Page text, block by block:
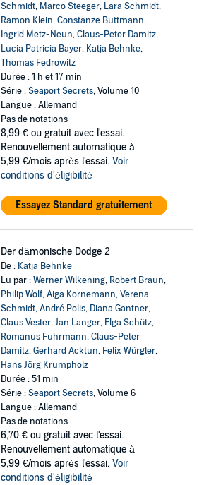
Schmidt, Marco Steeger, Lara Schmidt,
Ramon Klein,Constanze Buttmann,
Ingrid Metz-Neun,Claus-Peter Damitz,
Lucia Patricia Bayer, Katja Behnke,
Thomas Fedrowitz
Durée : 1 h et 17 min
Série :Seaport Secrets, Volume 10
Langue : Allemand
Pas de notations
8,99 € ou gratuit avec l'essai.
Renouvellement automatique à
5,99 €/mois après l'essai. Voir
conditions d'éligibilité
Essayez Standard gratuitement
Der dämonische Dodge 2
De : Katja Behnke
Lu par :Werner Wilkening, Robert Braun,
Philip Wolf,Aiga Kornemann,Verena
Schmidt,André Polis, Diana Gantner,
Claus Vester,Jan Langer, Elga Schütz,
Romanus Fuhrmann,Claus-Peter
Damitz,Gerhard Acktun, Felix Würgler,
Hans Jörg Krumpholz
Durée : 51 min
Série :Seaport Secrets, Volume 6
Langue : Allemand
Pas de notations
6,70 € ou gratuit avec l'essai.
Renouvellement automatique à
5,99 €/mois après l'essai. Voir
conditions d'éligibilité